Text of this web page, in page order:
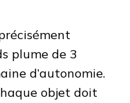
plume de 3
d’autonomie.
objet doit